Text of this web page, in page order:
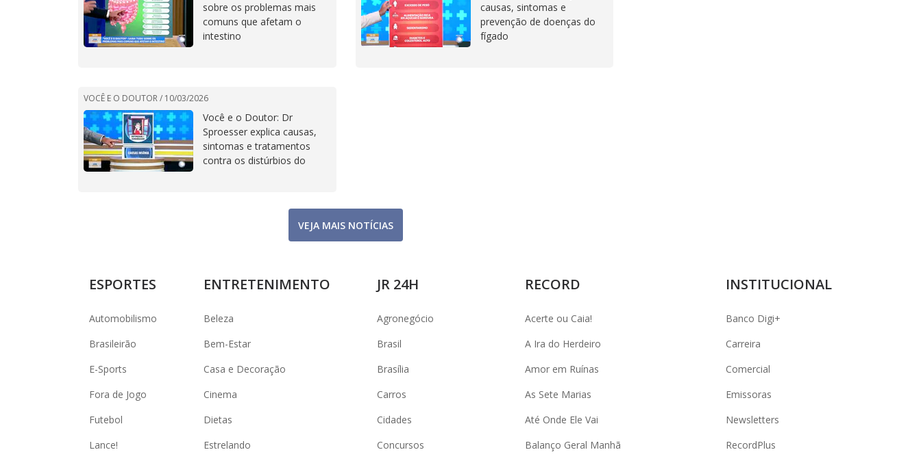
sobre os problemas mais
comuns que afetam o
intestino
causas, sintomas e
prevenção de doenças do
fígado
VOCÊ E O DOUTOR / 10/03/2026
Você e o Doutor: Dr
Sproesser explica causas,
sintomas e tratamentos
contra os distúrbios do
VEJA MAIS NOTÍCIAS
ESPORTES
Automobilismo
Brasileirão
E-Sports
Fora de Jogo
Futebol
Lance!
ENTRETENIMENTO
Beleza
Bem-Estar
Casa e Decoração
Cinema
Dietas
Estrelando
JR 24H
Agronegócio
Brasil
Brasília
Carros
Cidades
Concursos
RECORD
Acerte ou Caia!
A Ira do Herdeiro
Amor em Ruínas
As Sete Marias
Até Onde Ele Vai
Balanço Geral Manhã
INSTITUCIONAL
Banco Digi+
Carreira
Comercial
Emissoras
Newsletters
RecordPlus